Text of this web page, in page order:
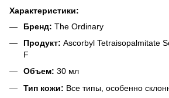
Характеристики:
Бренд: The Ordinary
Продукт: Ascorbyl Tetraisopalmitate
F
Объем: 30 мл
Тип кожи: Все типы, особенно